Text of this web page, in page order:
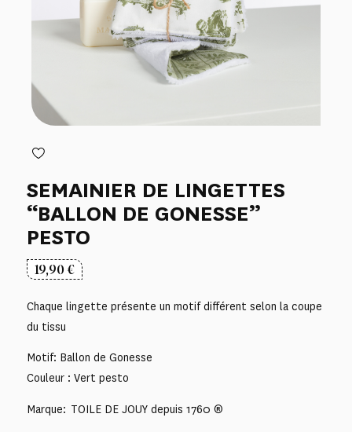
SEMAINIER DE LINGETTES
“BALLON DE GONESSE”
PESTO
19,90€
Chaque lingette présente un motif différent selon la coupe
du tissu
Motif: Ballon de Gonesse
Couleur : Vert pesto
Marque: TOILE DE JOUY depuis 1760 ®